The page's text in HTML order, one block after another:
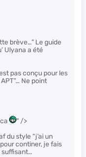
brève…” Le guide
Ulyana a été
pas conçu pour les
Ne point
" />
du style “j’ai un
continer, je fais
suffisant…